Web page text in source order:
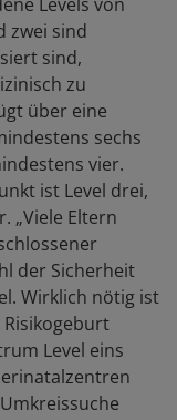
zwei sind
sind,
zu
über eine
sechs
vier.
ist Level drei,
„Viele Eltern
der Sicherheit
Wirklich nötig ist
Level eins